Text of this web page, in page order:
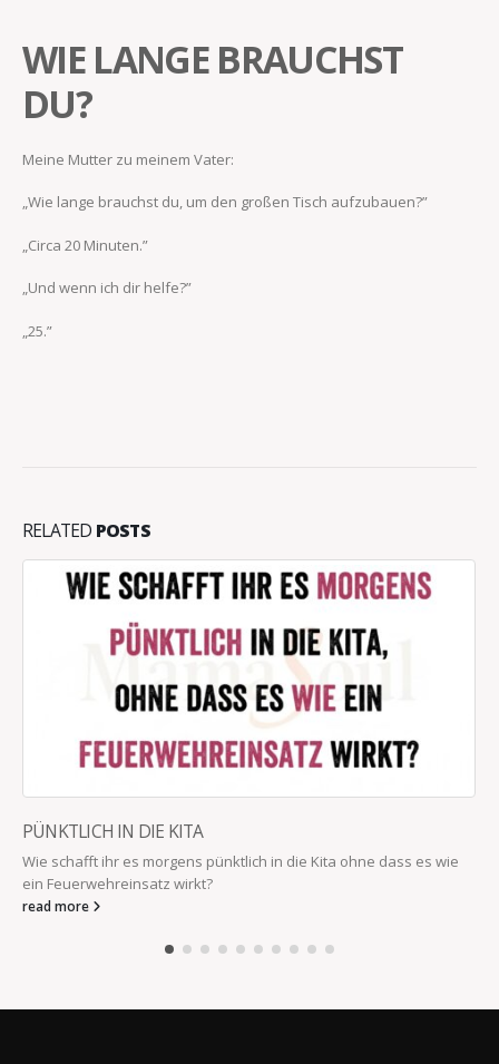
WIE LANGE BRAUCHST
DU?
Meine Mutter zu meinem Vater:
„Wie lange brauchst du, um den großen Tisch aufzubauen?”
„Circa 20 Minuten.”
„Und wenn ich dir helfe?”
„25.”
RELATED POSTS
PÜNKTLICH IN DIE KITA
Wie schafft ihr es morgens pünktlich in die Kita ohne dass es wie
ein Feuerwehreinsatz wirkt?
read more